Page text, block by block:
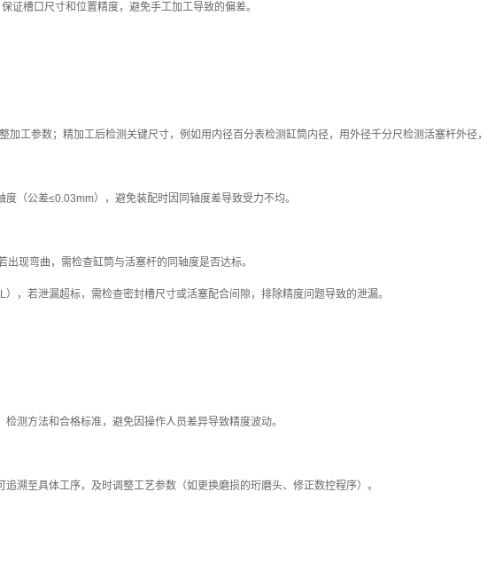
证槽口尺寸和位置精度，避免手工加工导致的偏差。
工参数；精加工后检测关键尺寸，例如用内径百分表检测缸筒内径，用外径千分尺检测活塞杆外径
（公差≤0.03mm），避免装配时因同轴度差导致受力不均。
现弯曲，需检查缸筒与活塞杆的同轴度是否达标。
，若泄漏超标，需检查密封槽尺寸或活塞配合间隙，排除精度问题导致的泄漏。
测方法和合格标准，避免因操作人员差异导致精度波动。
溯至具体工序，及时调整工艺参数（如更换磨损的珩磨头、修正数控程序）。